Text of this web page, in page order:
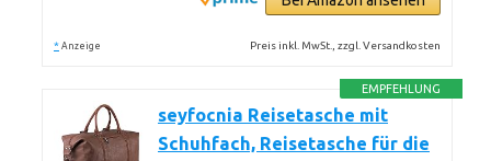
* Anzeige Preis inkl. MwSt., zzgl. Versandkosten
EMPFEHLUNG
seyfocnia Reisetasche mit
Schuhfach, Reisetasche für die